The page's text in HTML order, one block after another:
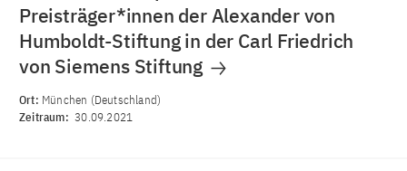
Preisträger*innen der Alexander von
Humboldt-Stiftung in der Carl Friedrich
von Siemens Stiftung
Ort: München (Deutschland)
Zeitraum: 30.09.2021